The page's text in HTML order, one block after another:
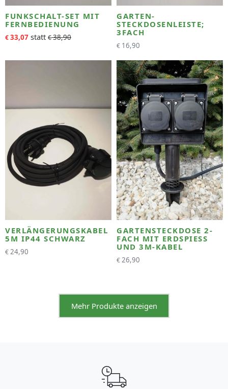
FUNKSCHALT-SET MIT
FERNBEDIENUNG
€33,07 €38,90
GARTEN-
STECKDOSENLEISTE;
3FACH
€ 16,90
VERLÄNGERUNGSKABEL
5M IP44 SCHWARZ
€24,90
GARTENSTECKDOSE 2-
FACH MIT ERDSPIESS U
ND 3M-KABEL
€26,90
Mehr Produkte anzeigen